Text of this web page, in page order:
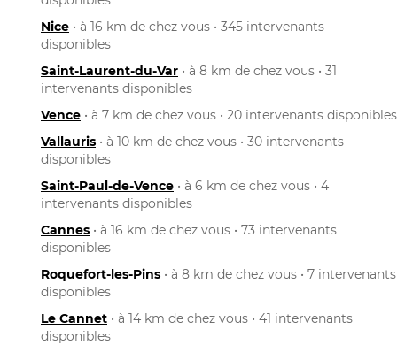
Nice • à 16 km de chez vous • 345 intervenants
disponibles
Saint-Laurent-du-Var • à 8 km de chez vous • 31
intervenants disponibles
Vence • à 7 km de chez vous • 20 intervenants disponibles
Vallauris • à 10 km de chez vous • 30 intervenants
disponibles
Saint-Paul-de-Vence • à 6 km de chez vous • 4
intervenants disponibles
Cannes • à 16 km de chez vous • 73 intervenants
disponibles
Roquefort-les-Pins • à 8 km de chez vous • 7 intervenants
disponibles
Le Cannet • à 14 km de chez vous • 41 intervenants
disponibles